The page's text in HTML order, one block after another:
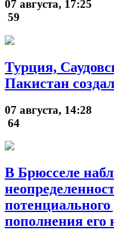
07 августа, 17:25
59
Турция,
Пакистан
07 августа, 14:28
64
В Брюсселе
пополнения